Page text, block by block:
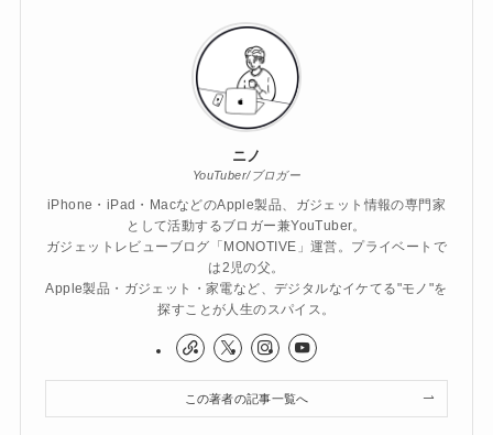
ニノ
YouTuber/ブロガー
iPhone・iPad・MacなどのApple製品、ガジェット情報の専門家
として活動するブロガー兼YouTuber。
ガジェットレビューブログ「MONOTIVE」運営。プライベートで
は2児の父。
Apple製品・ガジェット・家電など、デジタルなイケてる"モノ"を
探すことが人生のスパイス。
この著者の記事一覧へ